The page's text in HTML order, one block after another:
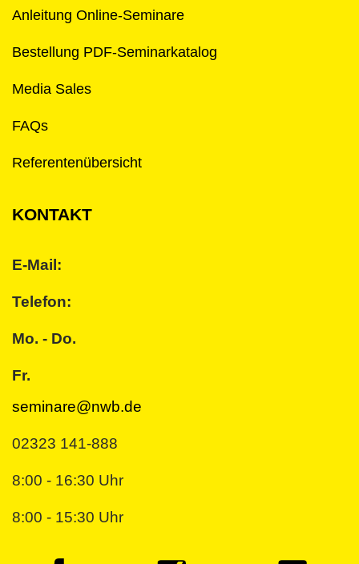
Anleitung Online-Seminare
Bestellung PDF-Seminarkatalog
Media Sales
FAQs
Referentenübersicht
KONTAKT
E-Mail:
Telefon:
Mo. - Do.
Fr.
seminare@nwb.de
02323 141-888
8:00 - 16:30 Uhr
8:00 - 15:30 Uhr